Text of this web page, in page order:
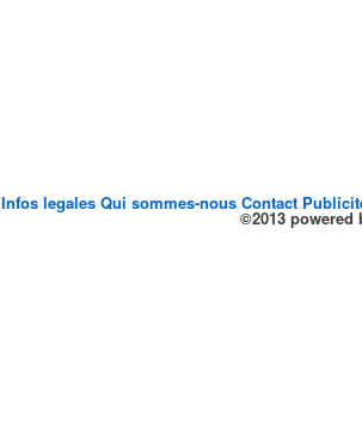
Infos legalesQui sommes-nousContact
©2013 powered